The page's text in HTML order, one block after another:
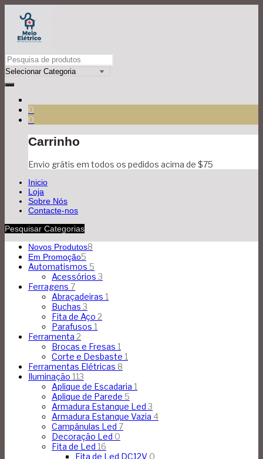
0
0
Carrinho
Envio grátis em todos os pedidos acima de $75
Inicio
Loja
Sobre Nós
Contacte-nos
Pesquisar Categorias
Novos Produtos8
Em Promoção5
Automatismos 5
Acessórios3
Ferragens 7
Abraçadeiras 1
Buchas3
Fita de Aço 2
Parafusos 1
Ferramenta 2
Brocas e Fresas 1
Corte e Desbaste 1
Ferramentas Elétricas 8
Iluminação 113
Aplique de Escadaria 1
Aplique de Parede 5
Armadura Estanque Led3
Armadura Estanque Vazia 4
Campânulas Led 7
Decoração Led 0
Fita de Led 16
Fita de Led DC12V 0